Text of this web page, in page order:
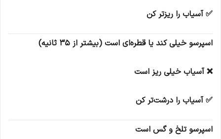
✅ آسیاب را ریزتر کن
اسپرسو خیلی کند یا قطره‌ای است (بیشتر از 35 ثانیه)
❌ آسیاب خیلی ریز است
✅ آسیاب را درشت‌تر کن
اسپرسو تلخ و گس است